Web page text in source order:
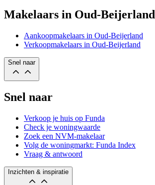
Makelaars in Oud-Beijerland
Aankoopmakelaars in Oud-Beijerland
Verkoopmakelaars in Oud-Beijerland
Snel naar
Snel naar
Verkoop je huis op Funda
Check je woningwaarde
Zoek een NVM-makelaar
Volg de woningmarkt: Funda Index
Vraag & antwoord
Inzichten & inspiratie